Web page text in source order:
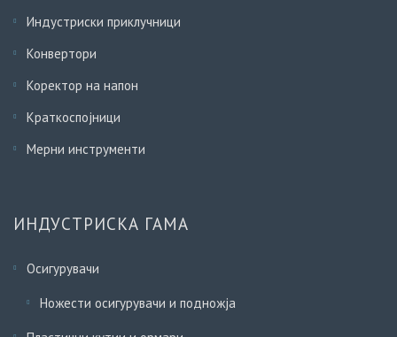
Индустриски приклучници
Конвертори
Коректор на напон
Краткоспојници
Мерни инструменти
ИНДУСТРИСКА ГАМА
Осигурувачи
Ножести осигурувачи и подножја